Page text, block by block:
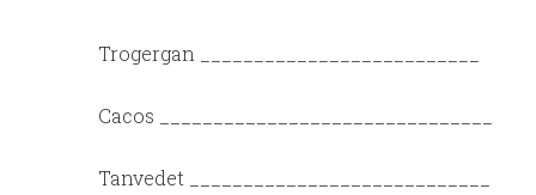
Trogergan __________________________
Cacos _______________________________
Tanvedet ____________________________